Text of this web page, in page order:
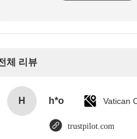
체 리뷰
H h*o
trustpilot.com